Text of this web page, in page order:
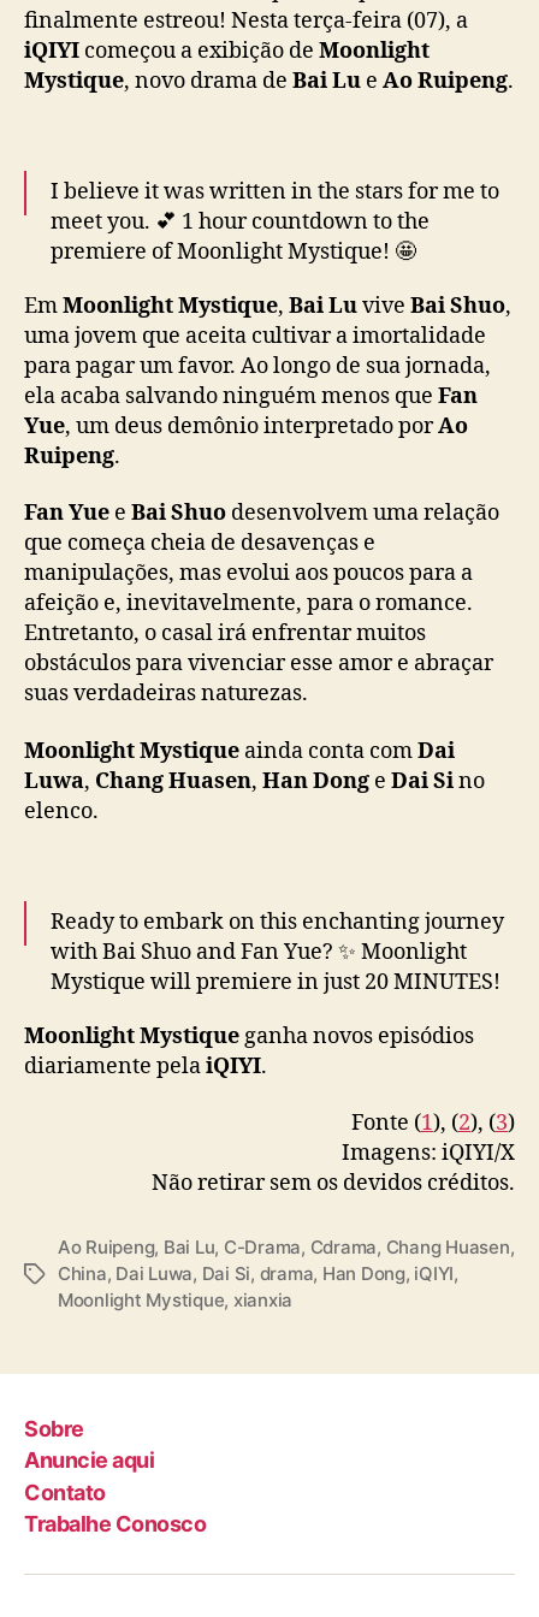
q
u
”
r
e
i
h
o
j
n
a
I
Y
I
c
o
B
L
u
u
i
e
g
e
l
e
o
finalmente estreou! Nesta terça-feira (07), a
iQIYI começou a exibição de Moonlight
Mystique, novo drama de Bai Lu e Ao Ruipeng.
I believe it was written in the stars for me to
meet you. 💕 1 hour countdown to the
premiere of Moonlight Mystique! 🤩
#MoonlightMystique#白鹿#BaiLu #敖瑞鹏
#AoRuipeng #代露娃#DaiLuwa #常华森
#ChangHuasen #cdrama #costumedrama
pic.twitter.com/C2SN6acpAf
— iQIYI (@iQIYI)
EmMoonlight Mystique, Bai Luvive Bai Shuo,
uma jovem que aceita cultivar a imortalidade
para pagar um favor. Ao longo de sua jornada,
ela acaba salvando ninguém menos que Fan
Yue, um deus demônio interpretado porAo
Ruipeng.
Fan Yue e Bai Shuo desenvolvem uma relação
que começa cheia de desavenças e
manipulações, mas evolui aos poucos para a
afeição e, inevitavelmente, para o romance.
Entretanto, o casal irá enfrentar muitos
obstáculos para vivenciar esse amor e abraçar
suas verdadeiras naturezas.
Moonlight Mystique ainda conta comDai
Luwa, Chang Huasen, Han Dong e Dai Sino
elenco.
Ready to embark on this enchanting journey
with Bai Shuo and Fan Yue? ✨ Moonlight
Mystique will premiere in just 20 MINUTES!
#MoonlightMystique#白鹿#BaiLu#敖瑞鹏
#AoRuipeng#代露娃#DaiLuwa
— iQIYI (@iQIYI)January 7, 2025
Moonlight Mystiqueganha novos episódios
diariamente pelaiQIYI.
Fonte (1), (2), (3)
Imagens: iQIYI/X
Não retirar sem os devidos créditos.
T
Ao Ruipeng, Bai Lu, C-Drama, Cdrama, Chang Huasen,
China, Dai Luwa, Dai Si, drama, Han Dong, iQIYI,
Moonlight Mystique, xianxia
Sobre
Anuncie aqui
Contato
Trabalhe Conosco